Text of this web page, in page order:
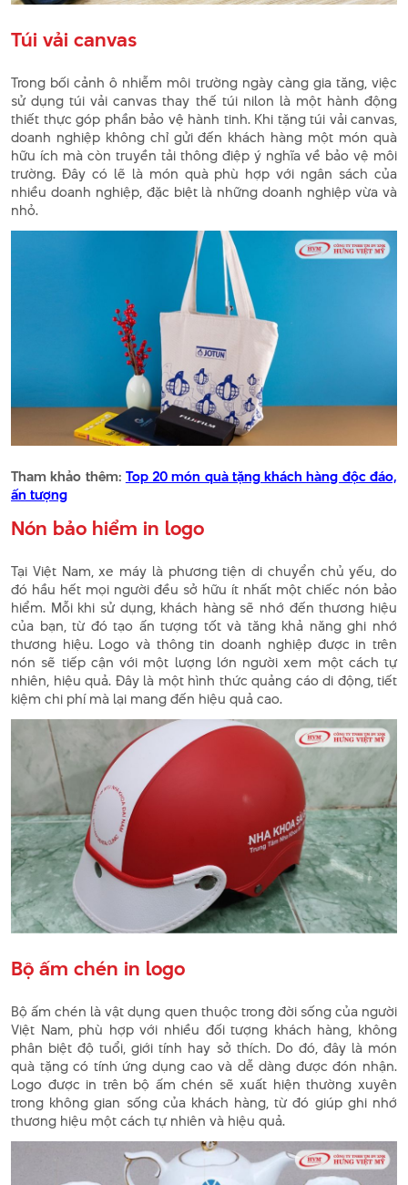
Túi vải canvas
Trong bối cảnh ô nhiễm môi trường ngày càng gia tăng, việc
sử dụng túi vải canvas thay thế túi nilon là một hành động
thiết thực góp phần bảo vệ hành tinh. Khi tặng túi vải canvas,
doanh nghiệp không chỉ gửi đến khách hàng một món quà
hữu ích mà còn truyền tải thông điệp ý nghĩa về bảo vệ môi
trường. Đây có lẽ là món quà phù hợp với ngân sách của
nhiều doanh nghiệp, đặc biệt là những doanh nghiệp vừa và
nhỏ.
Tham khảo thêm: Top 20 món quà tặng khách hàng độc đáo,
ấn tượng
Nón bảo hiểm in logo
Tại Việt Nam, xe máy là phương tiện di chuyển chủ yếu, do
đó hầu hết mọi người đều sở hữu ít nhất một chiếc nón bảo
hiểm. Mỗi khi sử dụng, khách hàng sẽ nhớ đến thương hiệu
của bạn, từ đó tạo ấn tượng tốt và tăng khả năng ghi nhớ
thương hiệu. Logo và thông tin doanh nghiệp được in trên
nón sẽ tiếp cận với một lượng lớn người xem một cách tự
nhiên, hiệu quả. Đây là một hình thức quảng cáo di động, tiết
kiệm chi phí mà lại mang đến hiệu quả cao.
Bộ ấm chén in logo
Bộ ấm chén là vật dụng quen thuộc trong đời sống của người
Việt Nam, phù hợp với nhiều đối tượng khách hàng, không
phân biệt độ tuổi, giới tính hay sở thích. Do đó, đây là món
quà tặng có tính ứng dụng cao và dễ dàng được đón nhận.
Logo được in trên bộ ấm chén sẽ xuất hiện thường xuyên
trong không gian sống của khách hàng, từ đó giúp ghi nhớ
thương hiệu một cách tự nhiên và hiệu quả.